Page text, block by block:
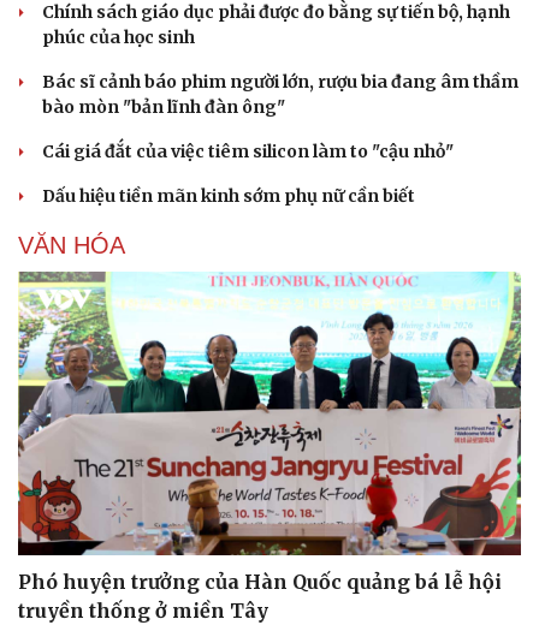
Chính sách giáo dục phải được đo bằng sự tiến bộ, hạnh
phúc của học sinh
Bác sĩ cảnh báo phim người lớn, rượu bia đang âm thầm
bào mòn "bản lĩnh đàn ông"
Cái giá đắt của việc tiêm silicon làm to "cậu nhỏ"
Dấu hiệu tiền mãn kinh sớm phụ nữ cần biết
VĂN HÓA
Phó huyện trưởng của Hàn Quốc quảng bá lễ hội
truyền thống ở miền Tây